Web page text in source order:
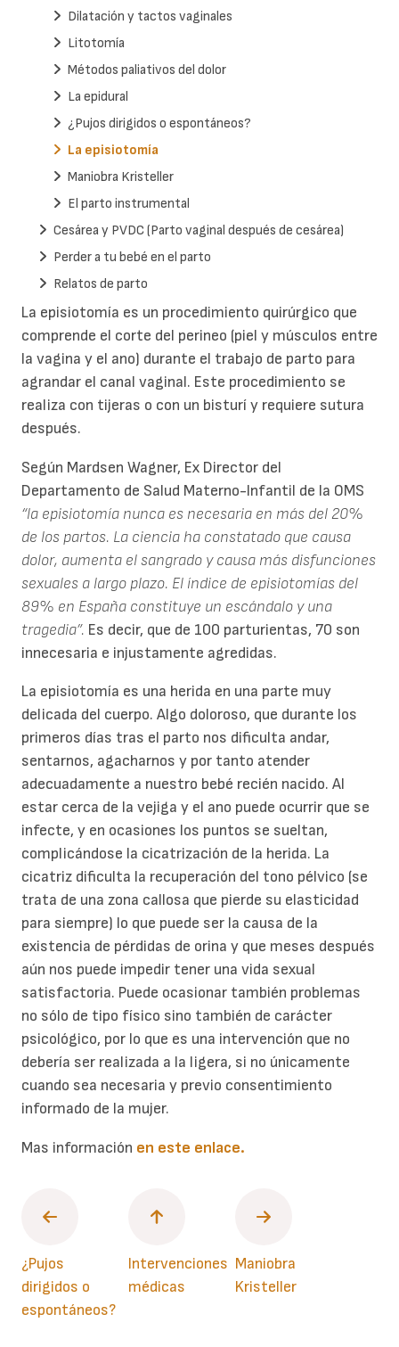
La episiotomía es un procedimiento quirúrgico que
comprende el corte del perineo (piel y músculos entre
la vagina y el ano) durante el trabajo de parto para
agrandar el canal vaginal. Este procedimiento se
realiza con tijeras o con un bisturí y requiere sutura
después.
Según Mardsen Wagner, Ex Director del
Departamento de Salud Materno-Infantil de la OMS
“la episiotomía nunca es necesaria en más del 20%
de los partos. La ciencia ha constatado que causa
dolor, aumenta el sangrado y causa más disfunciones
sexuales a largo plazo. El índice de episiotomías del
89% en España constituye un escándalo y una
tragedia”. Es decir, que de 100 parturientas, 70 son
innecesaria e injustamente agredidas.
La episiotomía es una herida en una parte muy
delicada del cuerpo. Algo doloroso, que durante los
primeros días tras el parto nos dificulta andar,
sentarnos, agacharnos y por tanto atender
adecuadamente a nuestro bebé recién nacido. Al
estar cerca de la vejiga y el ano puede ocurrir que se
infecte, y en ocasiones los puntos se sueltan,
complicándose la cicatrización de la herida. La
cicatriz dificulta la recuperación del tono pélvico (se
trata de una zona callosa que pierde su elasticidad
para siempre) lo que puede ser la causa de la
existencia de pérdidas de orina y que meses después
aún nos puede impedir tener una vida sexual
satisfactoria. Puede ocasionar también problemas
no sólo de tipo físico sino también de carácter
psicológico, por lo que es una intervención que no
debería ser realizada a la ligera, si no únicamente
cuando sea necesaria y previo consentimiento
informado de la mujer.
Mas información en este enlace.
¿Pujos
dirigidos o
espontáneos?
Intervenciones
médicas
Maniobra
Kristeller
Dilatación y tactos vaginales
Litotomía
Métodos paliativos del dolor
La epidural
¿Pujos dirigidos o espontáneos?
La episiotomía
Maniobra Kristeller
El parto instrumental
Cesárea y PVDC (Parto vaginal después de cesárea)
Perder a tu bebé en el parto
Relatos de parto